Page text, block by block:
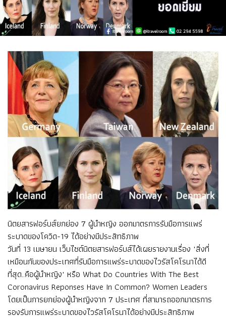
นิตยสารฟอร์บส์ยกย่อง 7 ผู้นำหญิง ออกมาตรการรับมือการแพร่
ระบาดของโควิด-19 ได้อย่างมีประสิทธิภาพ
วันที่ 13 เมษายน เว็บไซต์นิตยสารฟอร์บส์ได้เผยรายงานเรื่อง "สิ่งที่
เหมือนกันของประเทศที่รับมือการแพร่ระบาดของไวรัสโคโรนาได้ดี
ที่สุด..คือผู้นำหญิง" หรือ What Do Countries With The Best
Coronavirus Reponses Have In Common? Women Leaders
โดยเป็นการยกย่องผู้นำหญิงจาก 7 ประเทศ ที่สามารถออกมาตรการ
รองรับการแพร่ระบาดของไวรัสโคโรนาได้อย่างมีประสิทธิภาพ